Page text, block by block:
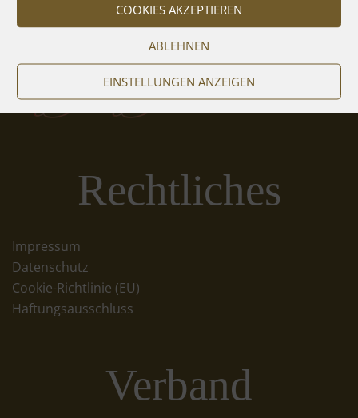
COOKIES AKZEPTIEREN
ABLEHNEN
EINSTELLUNGEN ANZEIGEN
Rechtliches
Impressum
Datenschutz
Cookie-Richtlinie (EU)
Haftungsausschluss
Verband